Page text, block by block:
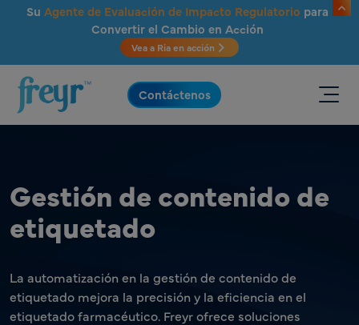
Saltar al contenido principal
Su Agente de Evaluación de Impacto Regulatorio para
Convertir el Cambio en Acción
Vea a Ria en acción
.
Contáctenos
Gestión de contenido de
etiquetado
La automatización en la gestión de contenido de
etiquetado mejora la precisión y la eficiencia en el
etiquetado farmacéutico. Freyr ofrece soluciones